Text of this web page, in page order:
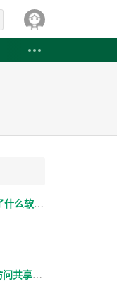
如何查看Ubuntu安装了什么软件 如何卸载已安装的软件
win7能ping通但不能访问共享解决方法